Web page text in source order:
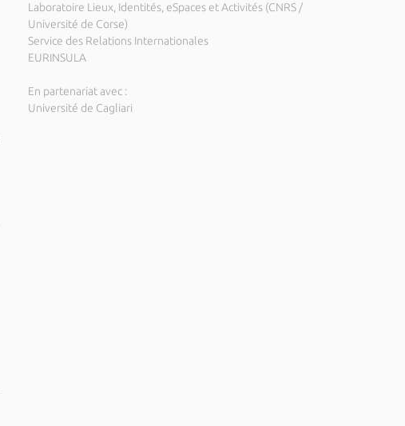
Laboratoire Lieux, Identités, eSpaces et Activités (CNRS /
Université de Corse)
Service des Relations Internationales
EURINSULA
En partenariat avec :
Université de Cagliari